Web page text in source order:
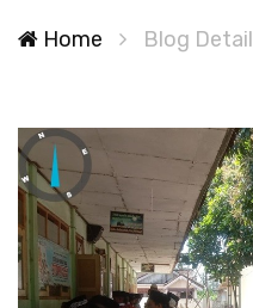
Home Blog